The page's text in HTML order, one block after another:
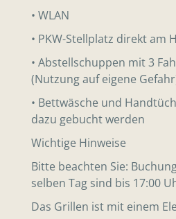
• WLAN
• PKW-Stellplatz direkt am
• Abstellschuppen mit 3
(Nutzung auf eigene
• Bettwäsche und
dazu gebucht werden
Wichtige Hinweise
Bitte beachten Sie:
selben Tag sind bis 17:00
Das Grillen ist mit einem